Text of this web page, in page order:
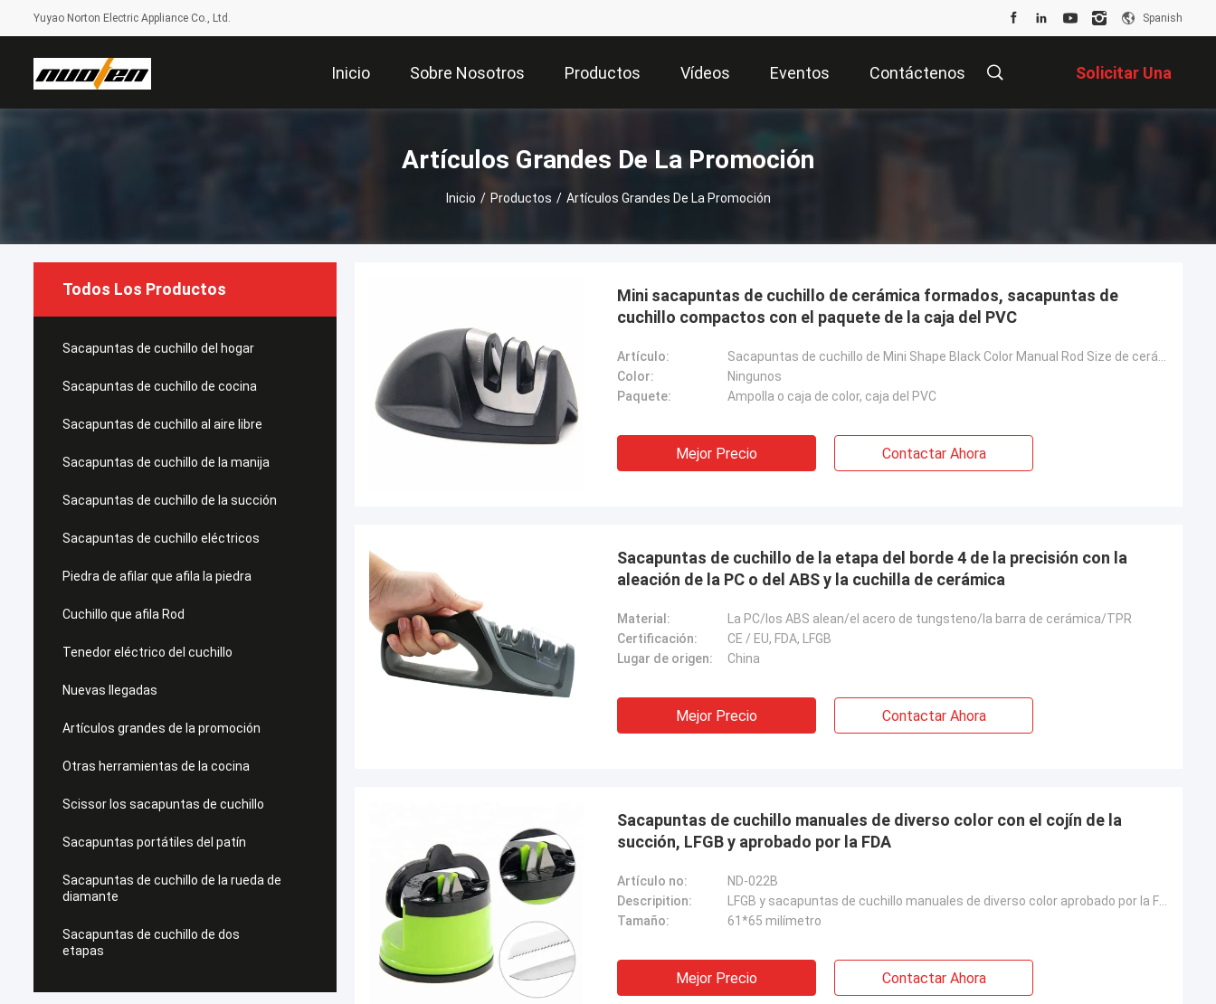
Yuyao Norton Electric Appliance Co., Ltd. Spanish
Inicio Sobre Nosotros Productos Vídeos Eventos Contáctenos Solicitar Una
Cotización
Artículos Grandes De La Promoción
Inicio / Productos / Artículos Grandes De La Promoción
Todos Los Productos
Sacapuntas de cuchillo del hogar
Sacapuntas de cuchillo de cocina
Sacapuntas de cuchillo al aire libre
Sacapuntas de cuchillo de la manija
Sacapuntas de cuchillo de la succión
Sacapuntas de cuchillo eléctricos
Piedra de afilar que afila la piedra
Cuchillo que afila Rod
Tenedor eléctrico del cuchillo
Nuevas llegadas
Artículos grandes de la promoción
Otras herramientas de la cocina
Scissor los sacapuntas de cuchillo
Sacapuntas portátiles del patín
Sacapuntas de cuchillo de la rueda de
diamante
Sacapuntas de cuchillo de dos
etapas
Mini sacapuntas de cuchillo de cerámica formados, sacapuntas de
cuchillo compactos con el paquete de la caja del PVC
Artículo:
Color:
Ningunos
Paquete:
Ampolla o caja de color, caja del PVC
Mejor Precio Contactar Ahora
Sacapuntas de cuchillo de la etapa del borde 4 de la precisión con la
aleación de la PC o del ABS y la cuchilla de cerámica
Material:
La PC/los ABS alean/el acero de tungsteno/la barra de cerámica/TPR
Certificación:
CE / EU, FDA, LFGB
Lugar de origen:
China
Mejor Precio Contactar Ahora
Sacapuntas de cuchillo manuales de diverso color con el cojín de la
succión, LFGB y aprobado por la FDA
Artículo no:
ND-022B
Descripition:
Tamaño:
61*65 milímetro
Mejor Precio Contactar Ahora